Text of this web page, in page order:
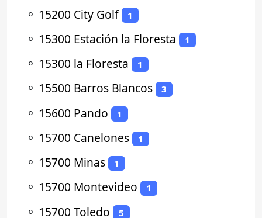
⚬ 15200 City Golf 1
⚬ 15300 Estación la Floresta 1
⚬ 15300 la Floresta 1
⚬ 15500 Barros Blancos 3
⚬ 15600 Pando 1
⚬ 15700 Canelones 1
⚬ 15700 Minas 1
⚬ 15700 Montevideo 1
⚬ 15700 Toledo 5